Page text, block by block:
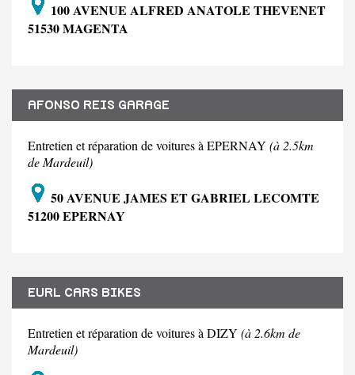
100 AVENUE ALFRED ANATOLE THEVENET
51530 MAGENTA
AFONSO REIS GARAGE
Entretien et réparation de voitures à EPERNAY (à 2.5km
de Mardeuil)
50 AVENUE JAMES ET GABRIEL LECOMTE
51200 EPERNAY
EURL CARS BIKES
Entretien et réparation de voitures à DIZY (à 2.6km de
Mardeuil)